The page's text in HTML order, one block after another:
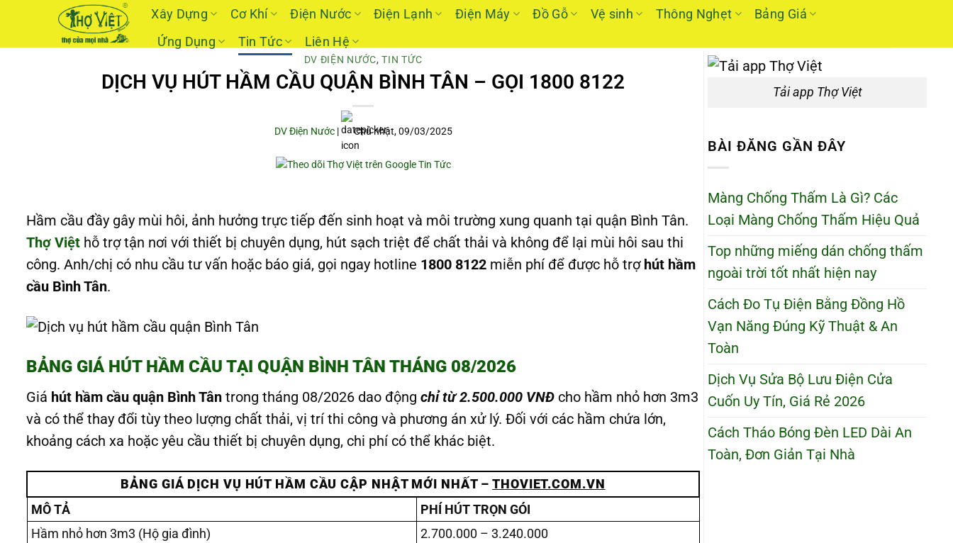
Xây Dựng Cơ Khí Điện Nước Điện Lạnh Điện Máy Đồ Gỗ Vệ sinh Thông Nghẹt
Bảng Giá
Ứng Dụng
Tin Tức Liên Hệ
DV ĐIỆN NƯỚC,TIN TỨC
DỊCH VỤ HÚT HẦM CẦU QUẬN BÌNH TÂN – GỌI 1800 8122
DV Điện Nước| Chủ nhật, 09/03/2025
Hầm cầu đầy gây mùi hôi, ảnh hưởng trực tiếp đến sinh hoạt và môi trường xung quanh tại quận Bình Tân.
Thợ Việt hỗ trợ tận nơi với thiết bị chuyên dụng, hút sạch triệt để chất thải và không để lại mùi hôi sau thi
công. Anh/chị có nhu cầu tư vấn hoặc báo giá, gọi ngay hotline 1800 8122 miễn phí để được hỗ trợ hút hầm
cầu Bình Tân.
BẢNG GIÁ HÚT HẦM CẦU TẠI QUẬN BÌNH TÂN THÁNG 08/2026
Giá hút hầm cầu quận Bình Tân trong tháng 08/2026 dao động chỉ từ 2.500.000 VNĐ cho hầm nhỏ hơn 3m3
và có thể thay đổi tùy theo lượng chất thải, vị trí thi công và phương án xử lý. Đối với các hầm chứa lớn,
khoảng cách xa hoặc yêu cầu thiết bị chuyên dụng, chi phí có thể khác biệt.
BẢNG GIÁ DỊCH VỤ HÚT HẦM CẦU CẬP NHẬT MỚI NHẤT –THOVIET.COM.VN
MÔ TẢ
PHÍ HÚT TRỌN GÓI
Hầm nhỏ hơn 3m3 (Hộ gia đình)
2.700.000 – 3.240.000
Tải app Thợ Việt
BÀI ĐĂNG GẦN ĐÂY
Màng Chống Thấm Là Gì? Các
Loại Màng Chống Thấm Hiệu Quả
Top những miếng dán chống thấm
ngoài trời tốt nhất hiện nay
Cách Đo Tụ Điện Bằng Đồng Hồ
Vạn Năng Đúng Kỹ Thuật & An
Toàn
Dịch Vụ Sửa Bộ Lưu Điện Cửa
Cuốn Uy Tín, Giá Rẻ 2026
Cách Tháo Bóng Đèn LED Dài An
Toàn, Đơn Giản Tại Nhà